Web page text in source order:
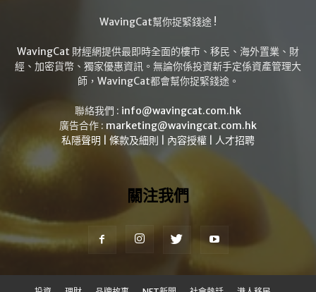
WavingCat幫你捉緊錢途 !
WavingCat 財經網提供最即時全面的樓市、移民、海外置業、財
經、加密貨幣、獨家優惠資訊。無論你係投資新手定係資產管理大
師，WavingCat都會幫你捉緊錢途。
聯絡我們 : info@wavingcat.com.hk
廣告合作 : marketing@wavingcat.com.hk
私隱聲明
條款及細則 內容授權 人才招聘
關注我們